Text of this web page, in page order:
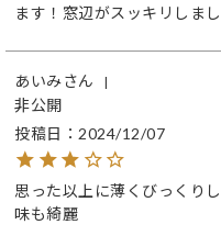
ます！窓辺がスッキリしまし
あいみ
非公開
投稿日
2024/12/07
思った以上に薄くびっくり
味も綺麗